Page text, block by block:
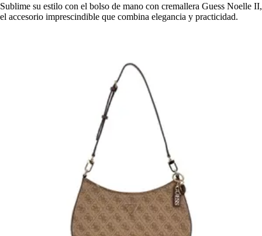
Sublime su estilo con el bolso de mano con cremallera Guess Noelle II,
el accesorio imprescindible que combina elegancia y practicidad.